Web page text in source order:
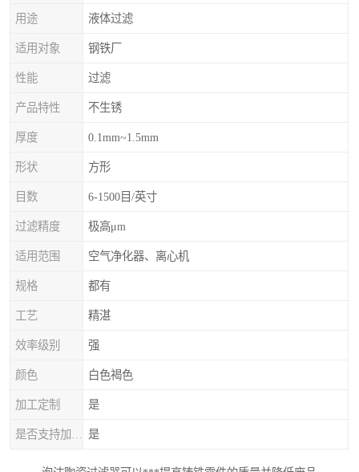
用途 液体过滤
适用对象 钢铁厂
性能 过滤
产品特性 不生锈
厚度 0.1mm~1.5mm
形状 方形
目数 6-1500目/英寸
过滤精度 极高μm
适用范围 空气净化器、离心机
规格 都有
工艺 精湛
效率级别 强
颜色 白色褐色
加工定制 是
是